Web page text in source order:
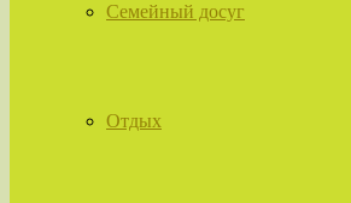
Семейный досуг
Отдых